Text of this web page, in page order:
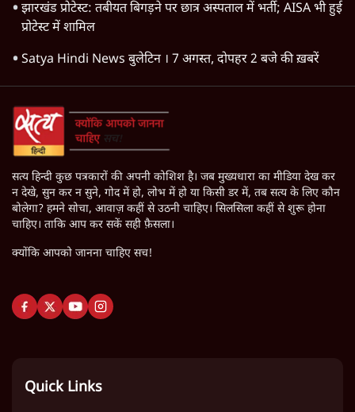
झारखंड प्रोटेस्ट: तबीयत बिगड़ने पर छात्र अस्पताल में भर्ती; AISA भी हुई
प्रोटेस्ट में शामिल
Satya Hindi News बुलेटिन । 7 अगस्त, दोपहर 2 बजे की ख़बरें
सत्य हिन्दी कुछ पत्रकारों की अपनी कोशिश है। जब मुख्यधारा का मीडिया देख कर
न देखे, सुन कर न सुने, गोद में हो, लोभ में हो या किसी डर में, तब सत्य के लिए कौन
बोलेगा? हमने सोचा, आवाज़ कहीं से उठनी चाहिए। सिलसिला कहीं से शुरू होना
चाहिए। ताकि आप कर सकें सही फ़ैसला।
क्योंकि आपको जानना चाहिए सच!
Quick Links